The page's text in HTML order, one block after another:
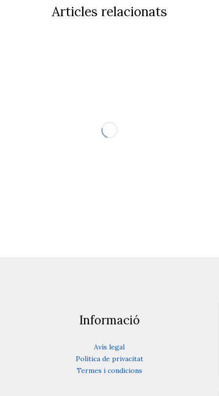
Articles relacionats
Informació
Avís legal
Política de privacitat
Termes i condicions